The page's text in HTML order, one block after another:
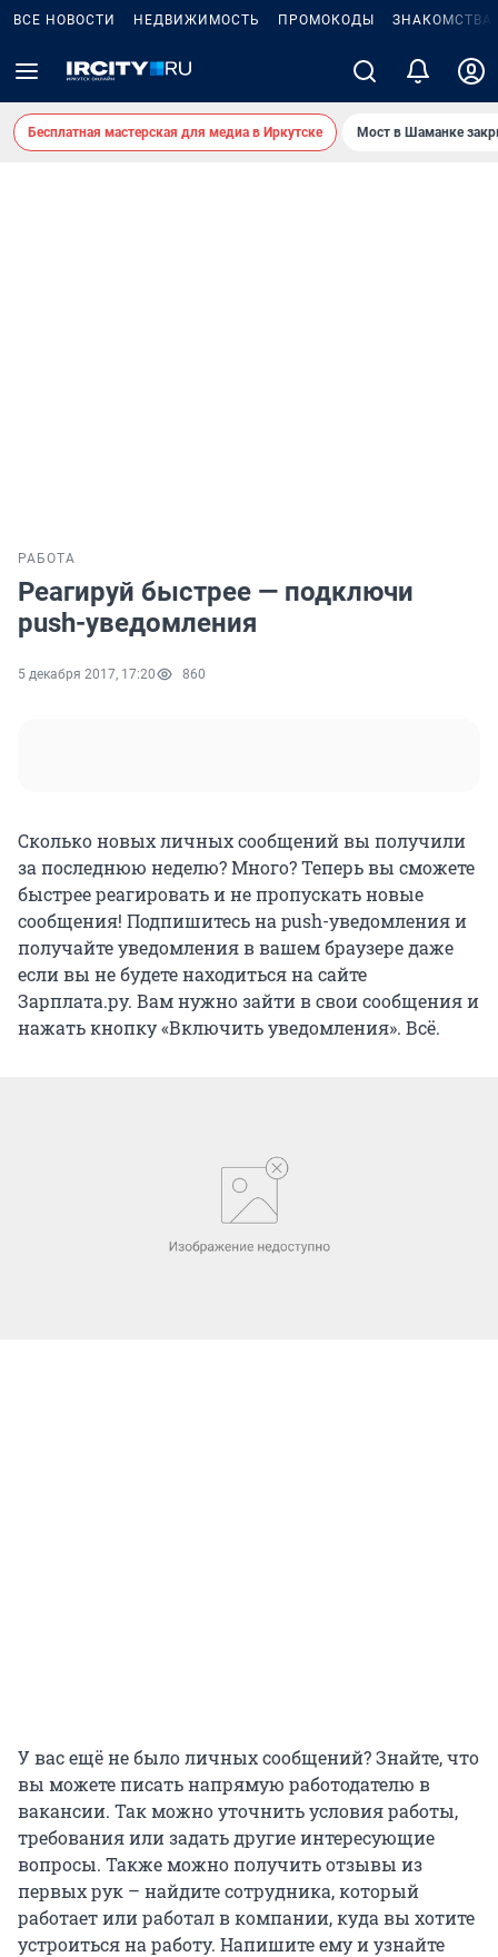
ВСЕ НОВОСТИ НЕДВИЖИМОСТЬ ПРОМОКОДЫ ЗНАКОМСТВА
Бесплатная мастерская для медиа в Иркутске Мост в Шаманке
РАБОТА
Реагируй быстрее — подключи
push-уведомления
5 декабря 2017, 17:20 860
Сколько новых личных сообщений вы получили
за последнюю неделю? Много? Теперь вы сможете
быстрее реагировать и не пропускать новые
сообщения! Подпишитесь на push-уведомления и
получайте уведомления в вашем браузере даже
если вы не будете находиться на сайте
Зарплата.ру. Вам нужно зайти в свои сообщения и
нажать кнопку «Включить уведомления». Всё.
У вас ещё не было личных сообщений? Знайте, что
вы можете писать напрямую работодателю в
вакансии. Так можно уточнить условия работы,
требования или задать другие интересующие
вопросы. Также можно получить отзывы из
первых рук – найдите сотрудника, который
работает или работал в компании, куда вы хотите
устроиться на работу. Напишите ему и узнайте